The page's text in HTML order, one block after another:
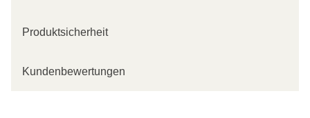
Produktsicherheit
Kundenbewertungen